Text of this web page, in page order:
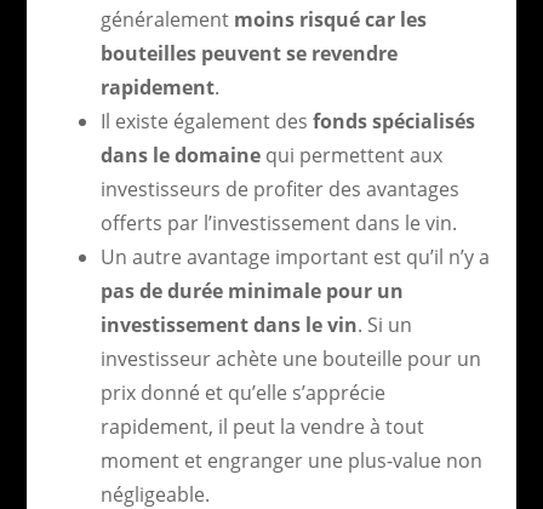
généralement moins risqué car les
bouteilles peuvent se revendre
rapidement.
Il existe également des fonds spécialisés
dans le domainequi permettent aux
investisseurs de profiter des avantages
offerts par l’investissement dans le vin.
Un autre avantage important est qu’il n’y a
pas de durée minimale pour un
investissement dans le vin. Si un
investisseur achète une bouteille pour un
prix donné et qu’elle s’apprécie
rapidement, il peut la vendre à tout
moment et engranger une plus-value non
négligeable.